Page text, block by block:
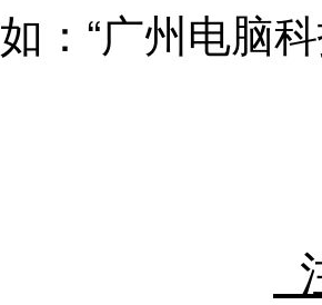
如：“广州电脑